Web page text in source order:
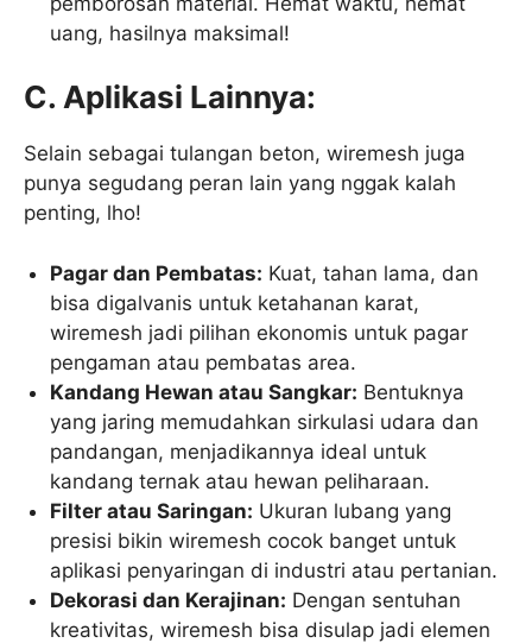
uang, hasilnya maksimal!
C. Aplikasi Lainnya:
Selain sebagai tulangan beton, wiremesh juga
punya segudang peran lain yang nggak kalah
penting, lho!
Pagar dan Pembatas: Kuat, tahan lama, dan
bisa digalvanis untuk ketahanan karat,
wiremesh jadi pilihan ekonomis untuk pagar
pengaman atau pembatas area.
Kandang Hewan atau Sangkar: Bentuknya
yang jaring memudahkan sirkulasi udara dan
pandangan, menjadikannya ideal untuk
kandang ternak atau hewan peliharaan.
Filter atau Saringan: Ukuran lubang yang
presisi bikin wiremesh cocok banget untuk
aplikasi penyaringan di industri atau pertanian.
Dekorasi dan Kerajinan: Dengan sentuhan
kreativitas, wiremesh bisa disulap jadi elemen